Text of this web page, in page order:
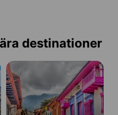
destinationer